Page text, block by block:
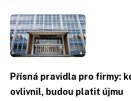
Přísná pravidla pro firmy:
ovlivnil, budou platit újmu